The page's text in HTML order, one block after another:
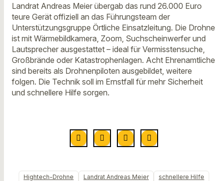
Landrat Andreas Meier übergab das rund 26.000 Euro
teure Gerät offiziell an das Führungsteam der
Unterstützungsgruppe Örtliche Einsatzleitung. Die Drohne
ist mit Wärmebildkamera, Zoom, Suchscheinwerfer und
Lautsprecher ausgestattet – ideal für Vermisstensuche,
Großbrände oder Katastrophenlagen. Acht Ehrenamtliche
sind bereits als Drohnenpiloten ausgebildet, weitere
folgen. Die Technik soll im Ernstfall für mehr Sicherheit
und schnellere Hilfe sorgen.
Hightech-Drohne Landrat Andreas Meier
schnellere Hilfe